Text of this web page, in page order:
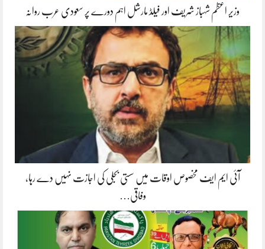
وزیر اعظم شہباز شریف اور فیلڈ مارشل اہم دورے پر سعودی عرب روانہ
آئی ایم ایف مخصوص اوقات میں سستی بجلی کی اجازت نہیں دے رہا،
وفاقی…